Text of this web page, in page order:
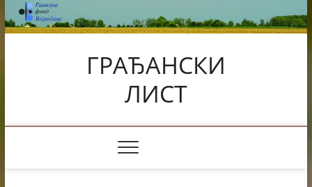
Skip
to
content
ГРАЂАНСКИ
ЛИСТ